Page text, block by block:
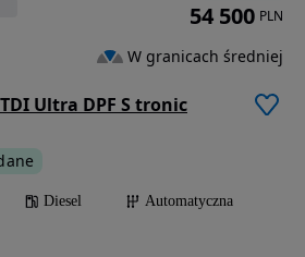
Ultra DPF S tronic
Diesel
Automatyczna
54 500 PLN
W granicach średniej